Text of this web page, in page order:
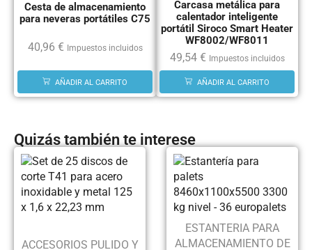
Cesta de almacenamiento
para neveras portátiles C75
40,96 € Impuestos incluidos
AÑADIR AL CARRITO
Carcasa metálica para
calentador inteligente
portátil Siroco Smart Heater
WF8002/WF8011
49,54 € Impuestos incluidos
AÑADIR AL CARRITO
Quizás también te interese
ACCESORIOS PULIDO Y
ESTANTERIA PARA
ALMACENAMIENTO DE